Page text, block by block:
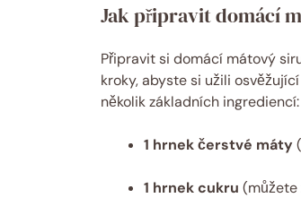
Jak připravit domácí
Připravit si domácí mátový
kroky, abyste si užili
několik základních ingrediencí:
1 hrnek čerstvé máty
1 hrnek cukru